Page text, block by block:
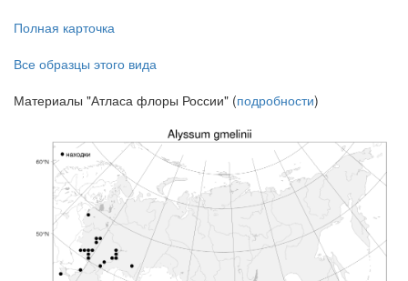
Полная карточка
Все образцы этого вида
Материалы "Атласа флоры России" (подробности)